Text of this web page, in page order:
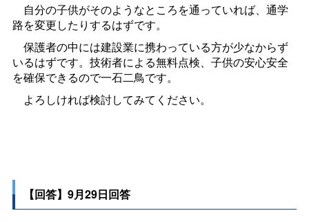
自分の子供がそのようなところを通っていれば、通学
路を変更したりするはずです。
保護者の中には建設業に携わっている方が少なからず
いるはずです。技術者による無料点検、子供の安心安全
を確保できるので一石二鳥です。
よろしければ検討してみてください。
【回答】9月29日回答